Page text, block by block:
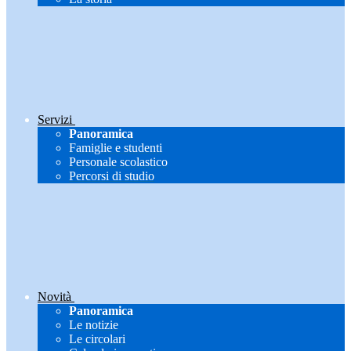
Servizi
Panoramica
Famiglie e studenti
Personale scolastico
Percorsi di studio
Novità
Panoramica
Le notizie
Le circolari